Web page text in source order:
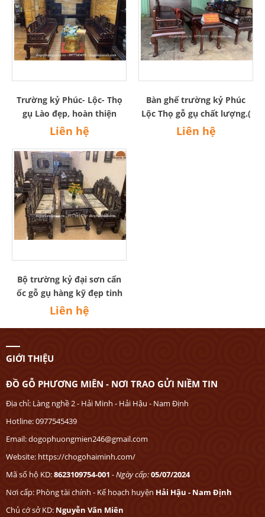
Trường kỷ Phúc- Lộc- Thọ
gụ Lào đẹp, hoàn thiện
vecly giả cổ( bàn giao Hà
Liên hệ
Bàn ghế trường kỷ Phúc
Lộc Thọ gỗ gụ chất lượng.(
Quảng Phú- ĐăcLăk)
Liên hệ
Bộ trường kỷ đại sơn cẩn
ốc gỗ gụ hàng kỹ đẹp tinh
sảo.
Liên hệ
GIỚI THIỆU
ĐỒ GỖ PHƯƠNG MIÊN - NƠI TRAO GỬI NIỀM TIN
Địa chỉ: Làng nghề 2 - Hải Minh - Hải Hậu - Nam Định
Hotline: 0977545439
Email: dogophuongmien246@gmail.com
Website: https://chogohaiminh.com/
Mã số hộ KD:8623109754-001 -Ngày cấp:05/07/2024
Nơi cấp: Phòng tài chính - Kế hoạch huyện Hải Hậu - Nam Định
Chủ cớ sở KD: Nguyễn Văn Miên